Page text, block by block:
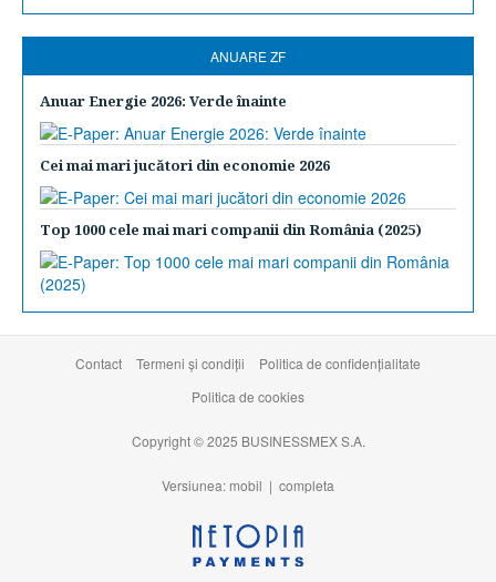
ANUARE ZF
Anuar Energie 2026: Verde înainte
Cei mai mari jucători din economie 2026
Top 1000 cele mai mari companii din România (2025)
Contact Termeni şi condiţii
Politica de confidențialitate
Politica de cookies
Copyright © 2025 BUSINESSMEX S.A.
Versiunea: mobil | completa